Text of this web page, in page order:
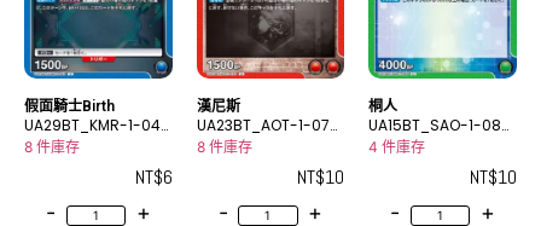
假面騎士Birth
UA29BT_KMR-1-045
C
8 件庫存
NT$6
-
+
漢尼斯
UA23BT_AOT-1-070
U
8 件庫存
NT$10
-
+
桐人
UA15BT_SAO-1-085
U
4 件庫存
NT$10
-
+